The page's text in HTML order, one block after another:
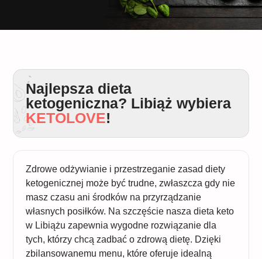
Najlepsza dieta
ketogeniczna? Libiąż wybiera
KETOLOVE!
Zdrowe odżywianie i przestrzeganie zasad diety
ketogenicznej może być trudne, zwłaszcza gdy nie
masz czasu ani środków na przyrządzanie
własnych posiłków. Na szczęście nasza dieta keto
w Libiążu zapewnia wygodne rozwiązanie dla
tych, którzy chcą zadbać o zdrową dietę. Dzięki
zbilansowanemu menu, które oferuje idealną